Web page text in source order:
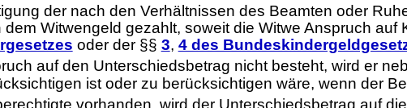
der nach den Verhältnissen des Beamten oder
Witwengeld gezahlt, soweit die Witwe Anspruch
oder der §§ 3, 4 des
auf den Unterschiedsbetrag nicht besteht, wird er
ist oder zu berücksichtigen wäre, wenn der
vorhanden, wird der Unterschiedsbetrag auf